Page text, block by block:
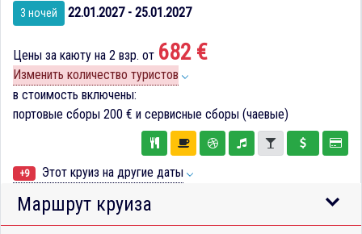
3 ночей 22.01.2027 - 25.01.2027
Цены за каюту на 2 взр. от 682 €
Изменить количество туристов
в стоимость включены:
портовые сборы 200 € и сервисные сборы (чаевые)
+9 Этот круиз на другие даты
Маршрут круиза